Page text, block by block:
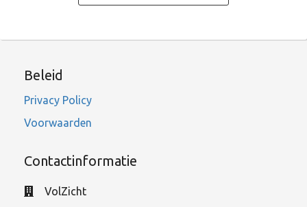
Beleid
Privacy Policy
Voorwaarden
Contactinformatie
VolZicht